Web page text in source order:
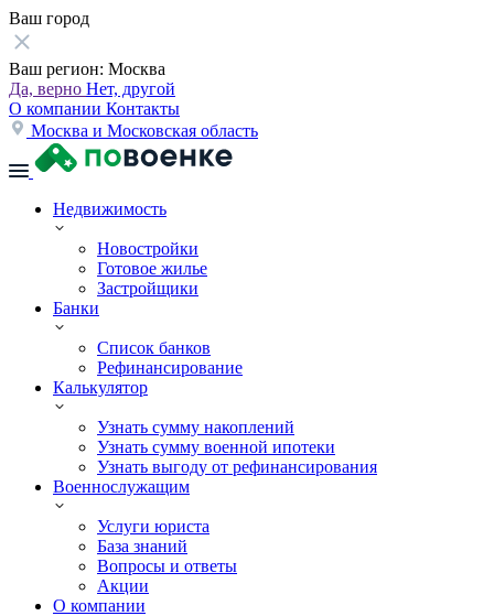
Ваш город
Ваш регион: Москва
Да, верно Нет, другой
О компании Контакты
Москва и Московская область
Недвижимость
Новостройки
Готовое жилье
Застройщики
Банки
Список банков
Рефинансирование
Калькулятор
Узнать сумму накоплений
Узнать сумму военной ипотеки
Узнать выгоду от рефинансирования
Военнослужащим
Услуги юриста
База знаний
Вопросы и ответы
Акции
О компании